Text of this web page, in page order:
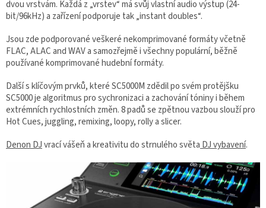
dvou vrstvám. Každá z „vrstev“ má svůj vlastní audio výstup (24-
bit/96kHz) a zařízení podporuje tak „instant doubles“.
Jsou zde podporované veškeré nekomprimované formáty včetně
FLAC, ALAC and WAV a samozřejmě i všechny populární, běžně
používané komprimované hudební formáty.
Další s klíčovým prvků, které SC5000M zdědil po svém protějšku
SC5000 je algoritmus pro sychronizaci a zachování tóniny i během
extrémních rychlostních změn. 8 padů se zpětnou vazbou slouží pro
Hot Cues, juggling, remixing, loopy, rolly a slicer.
Denon DJvrací vášeň a kreativitu do strnulého světa DJ vybavení.